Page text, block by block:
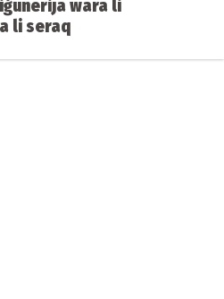
wara li
li seraq